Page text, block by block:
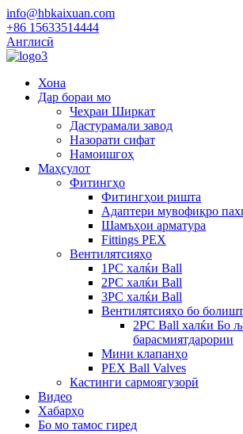
info@hbkaixuan.com
+86 15633514444
Англисӣ
Хона
Дар бораи мо
Чеҳраи Ширкат
Дастурамали завод
Назорати сифат
Намоишгоҳ
Маҳсулот
Фитингҳо
Фитингҳои ришта
Адаптери мувофиқро
Шамъҳои арматура
Fittings PEX
Вентилятсияҳо
1PC халќи Ball
2PC халќи Ball
3PC халќи Ball
Вентилятсияҳо бо
2PC Ball халќи Бо
барасмиятдарории
Мини клапанҳо
PEX Ball Valves
Кастинги сармоягузорӣ
Видео
Хабарҳо
Бо мо тамос гиред